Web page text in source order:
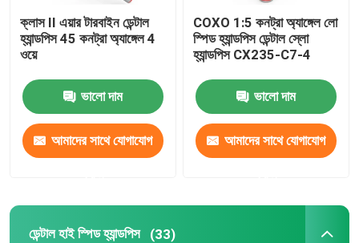
ক্লাস II এয়ার টারবাইন ডেন্টাল
হ্যান্ডপিস 45 কনট্রা অ্যাঙ্গেল 4
ওয়ে
ভালো দাম
আমাদের সাথে যোগাযোগ
COXO 1:5 কনট্রা অ্যাঙ্গেল লো
স্পিড হ্যান্ডপিস ডেন্টাল স্লো
হ্যান্ডপিস CX235-C7-4
ভালো দাম
আমাদের সাথে যোগাযোগ
ডেন্টাল হাই স্পিড হ্যান্ডপিস (33)